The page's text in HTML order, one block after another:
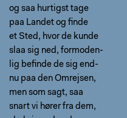
og saa hurtigst tage
paa Landet og finde
et Sted, hvor de kunde
slaa sig ned, formoden-
lig befinde de sig end-
nu paa den Omrejsen,
men som sagt, saa
snart vi hører fra dem,